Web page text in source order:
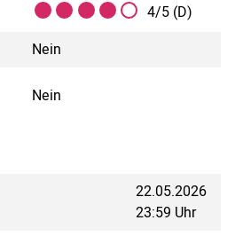
4/5 (D)
Nein
Nein
22.05.2026
23:59 Uhr